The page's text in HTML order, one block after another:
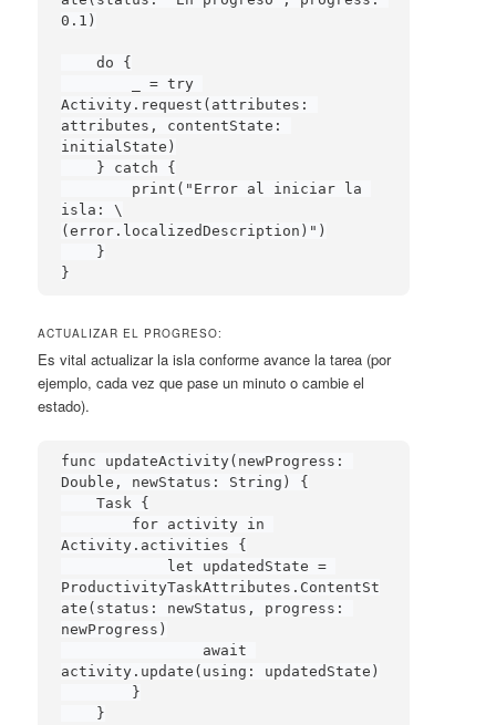
0.1)
    do {
Activity.request(attributes:
attributes, contentState:
initialState)
isla: \
(error.localizedDescription)")
}
ACTUALIZAR EL PROGRESO:
Es vital actualizar la isla conforme avance la tarea (por
ejemplo, cada vez que pase un minuto o cambie el
estado).
func updateActivity(newProgress:
Double, newStatus: String) {
    Task {
Activity.activities {
ProductivityTaskAttributes.ContentSt
ate(status: newStatus, progress:
newProgress)
activity.update(using: updatedState)